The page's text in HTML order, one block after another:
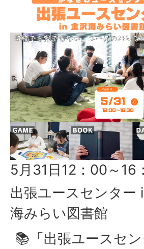
5月31日12：00～16
出張ユースセンター
海みらい図書館
📚「出張ユースセ